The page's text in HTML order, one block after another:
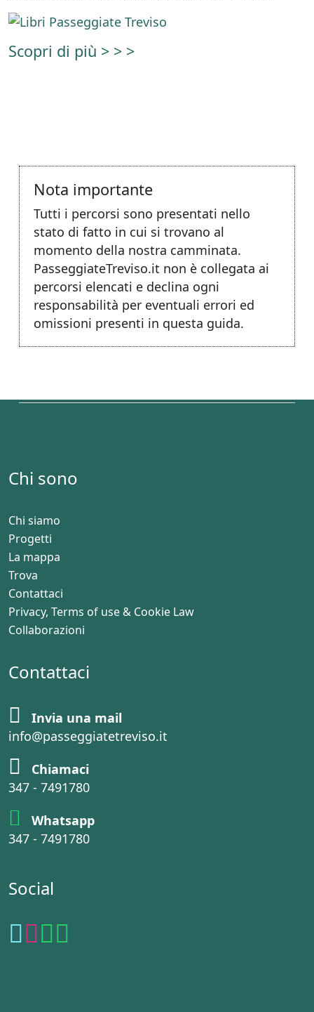
Scopri di più > > >
Nota importante
Tutti i percorsi sono presentati nello
stato di fatto in cui si trovano al
momento della nostra camminata.
PasseggiateTreviso.it non è collegata ai
percorsi elencati e declina ogni
responsabilità per eventuali errori ed
omissioni presenti in questa guida.
Chi sono
Chi siamo
Progetti
La mappa
Trova
Contattaci
Privacy, Terms of use & Cookie Law
Collaborazioni
Contattaci
Invia una mail
info@passeggiatetreviso.it
Chiamaci
347 - 7491780
Whatsapp
347 - 7491780
Social